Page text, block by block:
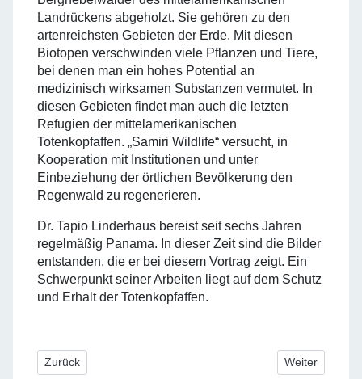
Landrückens abgeholzt. Sie gehören zu den
artenreichsten Gebieten der Erde. Mit diesen
Biotopen verschwinden viele Pflanzen und Tiere,
bei denen man ein hohes Potential an
medizinisch wirksamen Substanzen vermutet. In
diesen Gebieten findet man auch die letzten
Refugien der mittelamerikanischen
Totenkopfaffen. „Samiri Wildlife“ versucht, in
Kooperation mit Institutionen und unter
Einbeziehung der örtlichen Bevölkerung den
Regenwald zu regenerieren.
Dr. Tapio Linderhaus bereist seit sechs Jahren
regelmäßig Panama. In dieser Zeit sind die Bilder
entstanden, die er bei diesem Vortrag zeigt. Ein
Schwerpunkt seiner Arbeiten liegt auf dem Schutz
und Erhalt der Totenkopfaffen.
Vorheriger Beitrag: Orchideen in Hessen
Zurück Nächster
Weiter